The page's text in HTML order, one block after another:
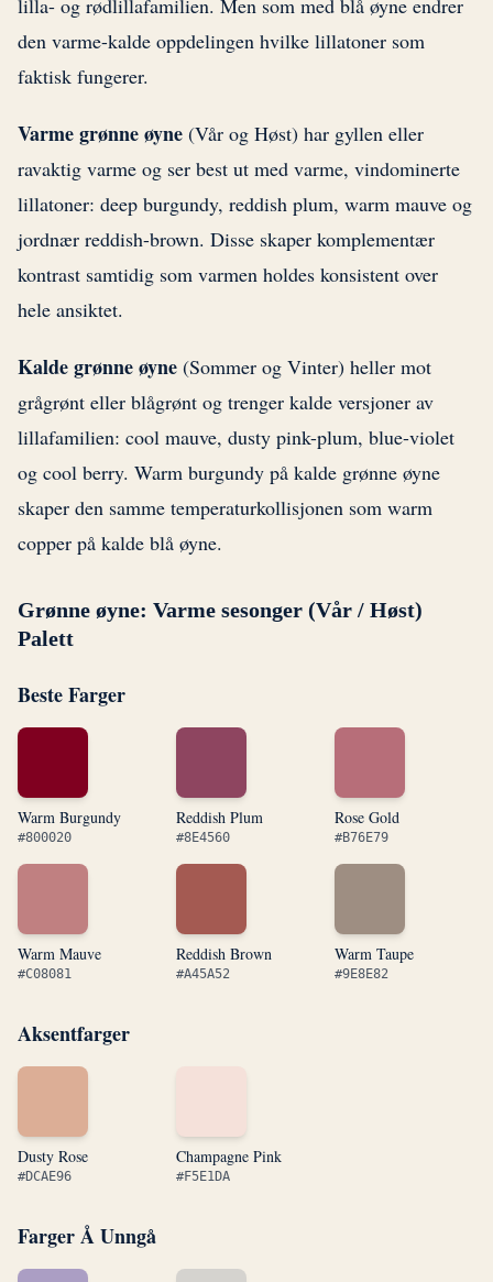
lilla- og rødlillafamilien. Men som med blå øyne endrer
den varme-kalde oppdelingen hvilke lillatoner som
faktisk fungerer.
Varme grønne øyne (Vår og Høst) har gyllen eller
ravaktig varme og ser best ut med varme, vindominerte
lillatoner: deep burgundy, reddish plum, warm mauve og
jordnær reddish-brown. Disse skaper komplementær
kontrast samtidig som varmen holdes konsistent over
hele ansiktet.
Kalde grønne øyne (Sommer og Vinter) heller mot
grågrønt eller blågrønt og trenger kalde versjoner av
lillafamilien: cool mauve, dusty pink-plum, blue-violet
og cool berry. Warm burgundy på kalde grønne øyne
skaper den samme temperaturkollisjonen som warm
copper på kalde blå øyne.
Grønne øyne: Varme sesonger (Vår / Høst)
Palett
Beste Farger
Warm Burgundy
#800020
Reddish Plum
#8E4560
Rose Gold
#B76E79
Warm Mauve
#C08081
Reddish Brown
#A45A52
Warm Taupe
#9E8E82
Aksentfarger
Dusty Rose
#DCAE96
Champagne Pink
#F5E1DA
Farger Å Unngå